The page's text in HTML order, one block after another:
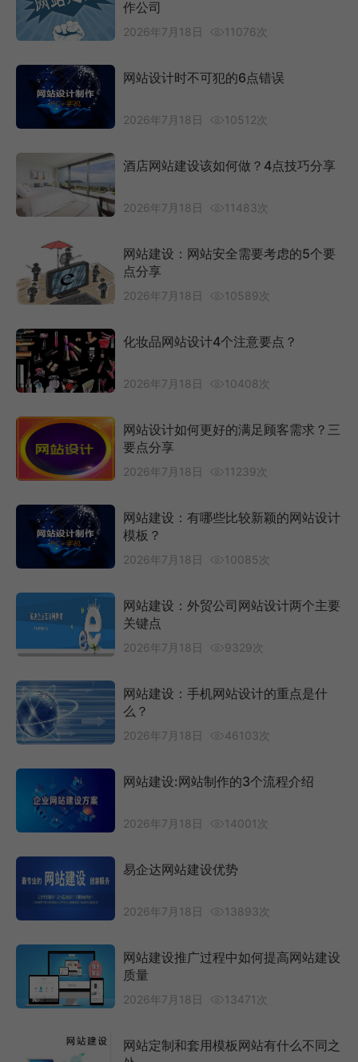
作公司
2026年7月18日 11076次
网站设计时不可犯的6点错误
2026年7月18日 10512次
酒店网站建设该如何做？4点技巧分享
2026年7月18日 11483次
网站建设：网站安全需要考虑的5个要
点分享
2026年7月18日 10589次
化妆品网站设计4个注意要点？
2026年7月18日 10408次
网站设计如何更好的满足顾客需求？三
要点分享
2026年7月18日 11239次
网站建设：有哪些比较新颖的网站设计
模板？
2026年7月18日 10085次
网站建设：外贸公司网站设计两个主要
关键点
2026年7月18日 9329次
网站建设：手机网站设计的重点是什
么？
2026年7月18日 46103次
网站建设:网站制作的3个流程介绍
2026年7月18日 14001次
易企达网站建设优势
2026年7月18日 13893次
网站建设推广过程中如何提高网站建设
质量
2026年7月18日 13471次
网站定制和套用模板网站有什么不同之